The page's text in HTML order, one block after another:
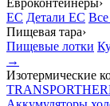
Евроконтейнеры›
EC Детали EC
Пищевая тара›
Пищевые лотки
→
Изотермические